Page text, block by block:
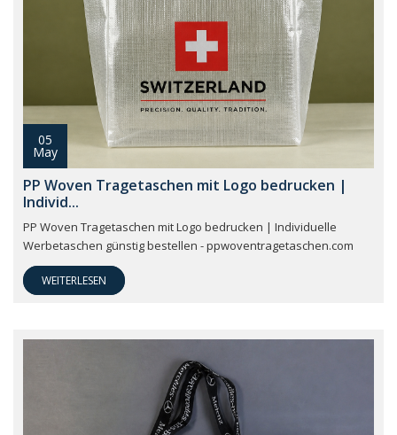
05
May
PP Woven Tragetaschen mit Logo bedrucken |
Individ...
PP Woven Tragetaschen mit Logo bedrucken | Individuelle
Werbetaschen günstig bestellen - ppwoventragetaschen.com
WEITERLESEN